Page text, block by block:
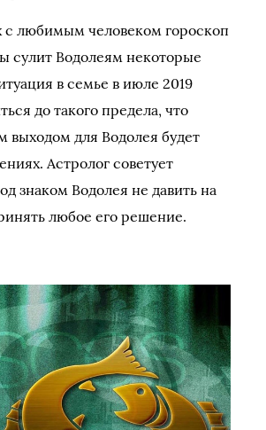
с любимым человеком гороскоп
сулит Водолеям некоторые
в семье в июле 2019
до такого предела, что
выходом для Водолея будет
Астролог советует
знаком Водолея не давить на
любое его решение.